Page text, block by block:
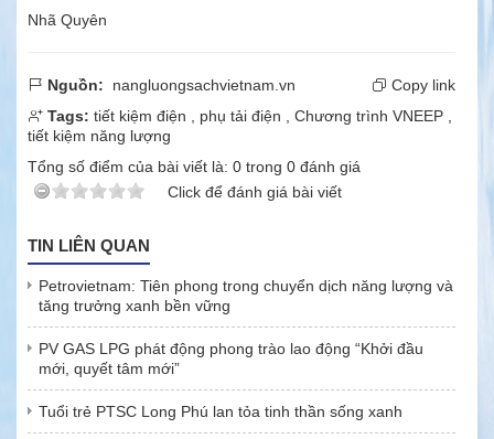
Nhã Quyên
Nguồn: nangluongsachvietnam.vn
Copy link
Tags: tiết kiệm điện , phụ tải điện , Chương trình VNEEP ,
tiết kiệm năng lượng
Tổng số điểm của bài viết là: 0 trong 0 đánh giá
Click để đánh giá bài viết
TIN LIÊN QUAN
Petrovietnam: Tiên phong trong chuyển dịch năng lượng và
tăng trưởng xanh bền vững
PV GAS LPG phát động phong trào lao động “Khởi đầu
mới, quyết tâm mới”
Tuổi trẻ PTSC Long Phú lan tỏa tinh thần sống xanh